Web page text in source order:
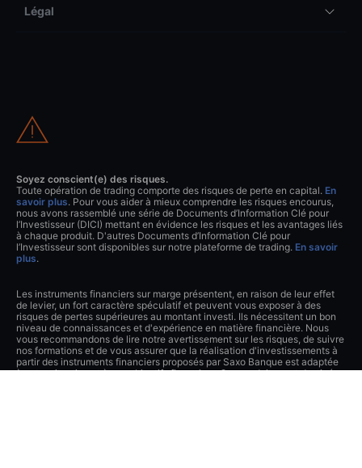
Légal
Soyez conscient(e) des risques.
Toute opération de trading comporte des risques de perte en capital. En
savoir plus. Pour vous aider à mieux comprendre les risques encourus,
nous avons rassemblé une série de Documents d’Information Clé pour
l’Investisseur (DICI) mettant en évidence les risques et les avantages liés
à chaque produit. D'autres Documents d’Information Clé pour
l’Investisseur sont disponibles sur notre plateforme de trading. En savoir
plus.
Les instruments financiers sur marge présentent, en raison de leur effet
de levier, un fort caractère spéculatif et peuvent vous exposer à des
risques de pertes supérieures au montant investi. Ils nécessitent un bon
niveau de connaissances et d'expérience en matière financière. Nous
vous recommandons de lire notre avertissement sur les risques, de suivre
nos formations et de vous assurer que la réalisation d'investissements à
partir des instruments financiers proposés par Saxo Banque est adaptée
à votre situation et à vos objectifs financiers. Ces produits sont destinés